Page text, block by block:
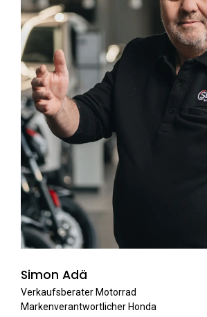
Simon Adä
Verkaufsberater Motorrad
Markenverantwortlicher Honda